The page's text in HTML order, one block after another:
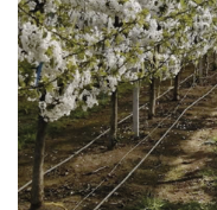
su
tecnología
en
la
gestión
de
riego